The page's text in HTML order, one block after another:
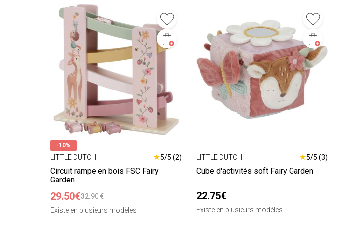
-10%
LITTLE DUTCH ★5/5 (2)
Circuit rampe en bois FSC Fairy
Garden
29.50€32.90 €
Existe en plusieurs modèles
LITTLE DUTCH ★5/5 (3)
Cube d'activités soft Fairy Garden
22.75€
Existe en plusieurs modèles